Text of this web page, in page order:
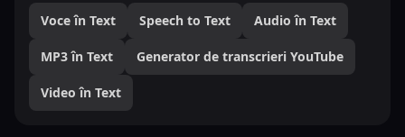
Voce în Text Speech to Text Audio în Text
MP3 în Text Generator de transcrieri YouTube
Video în Text